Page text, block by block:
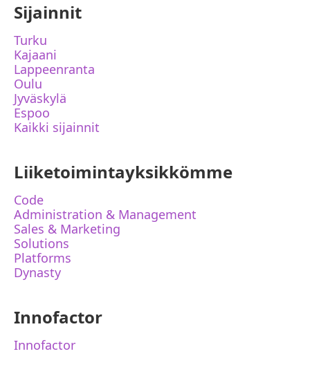
Sijainnit
Turku
Kajaani
Lappeenranta
Oulu
Jyväskylä
Espoo
Kaikki sijainnit
Liiketoimintayksikkömme
Code
Administration & Management
Sales & Marketing
Solutions
Platforms
Dynasty
Innofactor
Innofactor